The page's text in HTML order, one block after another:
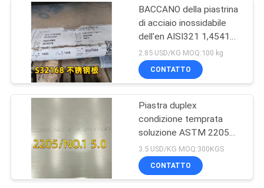
BACCANO della piastrina
di acciaio inossidabile
dell'en AISI321 1,4541
S32168 10mm laminato
a caldo per la caldaia
2.85 USD/KG MOQ:100 kg
CONTATTO
Piastra duplex
condizione temprata
soluzione ASTM 2205
MR 0175 6000 x 1500 x
6 spessore
3.5 USD/KG MOQ:300KGS
CONTATTO